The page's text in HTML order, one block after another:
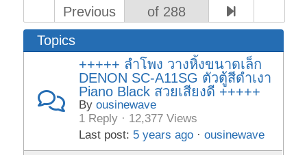
Previous
of 288
Topics
+++++ ลำโพง วางหิ้งขนาดเล็ก
DENON SC-A11SG ตัวตู้สีดำเงา
Piano Black สวยเสียงดี +++++
Byousinewave
1 Reply · 12,377 Views
Last post: 5 years ago ·ousinewave